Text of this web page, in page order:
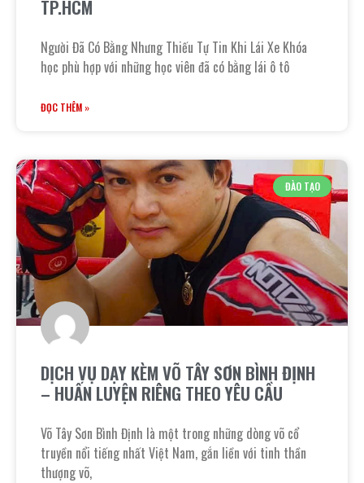
TP.HCM
Người Đã Có Bằng Nhưng Thiếu Tự Tin Khi Lái Xe Khóa
học phù hợp với những học viên đã có bằng lái ô tô
ĐỌC THÊM »
ĐÀO TẠO
DỊCH VỤ DẠY KÈM VÕ TÂY SƠN BÌNH ĐỊNH
– HUẤN LUYỆN RIÊNG THEO YÊU CẦU
Võ Tây Sơn Bình Định là một trong những dòng võ cổ
truyền nổi tiếng nhất Việt Nam, gắn liền với tinh thần
thượng võ,